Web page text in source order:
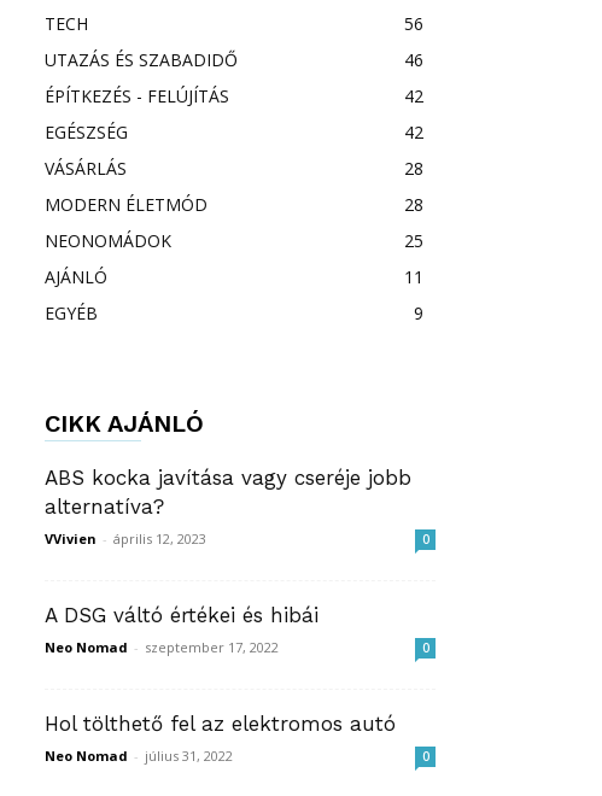
TECH
56
UTAZÁS ÉS SZABADIDŐ
46
ÉPÍTKEZÉS - FELÚJÍTÁS
42
EGÉSZSÉG
42
VÁSÁRLÁS
28
MODERN ÉLETMÓD
28
NEONOMÁDOK
25
AJÁNLÓ
11
EGYÉB
9
CIKK AJÁNLÓ
ABS kocka javítása vagy cseréje jobb
alternatíva?
VVivien - április 12, 2023 0
A DSG váltó értékei és hibái
Neo Nomad - szeptember 17, 2022 0
Hol tölthető fel az elektromos autó
Neo Nomad - július 31, 2022 0